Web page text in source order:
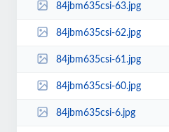
84jbm635csi-63.jpg
84jbm635csi-62.jpg
84jbm635csi-61.jpg
84jbm635csi-60.jpg
84jbm635csi-6.jpg